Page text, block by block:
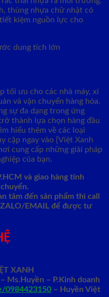
thùng nhựa chữ nhật có
kiệm nguồn lực cho
tối ưu cho các nhà máy, xí
và vận chuyển hàng hóa.
sự đa dạng trong ứng
thành lựa chọn hàng đầu
hiểu thêm về các loại
cập ngay vào [Việt Xanh
cung cấp những giải pháp
của bạn.
và giao hàng tỉnh
tâm đến sản phẩm thì call
EMAIL để được tư
XANH
Ms.Huyền – P.Kinh doanh
0984423150 – Huyền Việt